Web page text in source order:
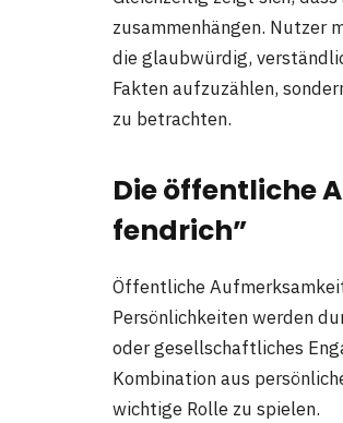
zusammenhängen. Nutzer
die glaubwürdig,
Fakten aufzuzählen,
zu betrachten.
Die öffentliche
fendrich”
Öffentliche
Persönlichkeiten werden
oder gesellschaftliches
Kombination aus
wichtige Rolle zu spielen.